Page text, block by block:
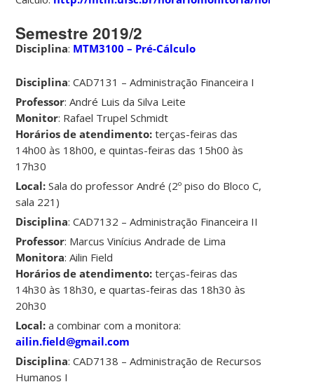
Semestre 2019/2
Disciplina: MTM3100 – Pré-Cálculo
Disciplina: CAD7131 – Administração Financeira I
Professor: André Luis da Silva Leite
Monitor: Rafael Trupel Schmidt
Horários de atendimento: terças-feiras das
14h00 às 18h00, e quintas-feiras das 15h00 às
17h30
Local: Sala do professor André (2º piso do Bloco C,
sala 221)
Disciplina: CAD7132 – Administração Financeira II
Professor: Marcus Vinícius Andrade de Lima
Monitora: Ailin Field
Horários de atendimento: terças-feiras das
14h30 às 18h30, e quartas-feiras das 18h30 às
20h30
Local: a combinar com a monitora:
ailin.field@gmail.com
Disciplina: CAD7138 – Administração de Recursos
Humanos I